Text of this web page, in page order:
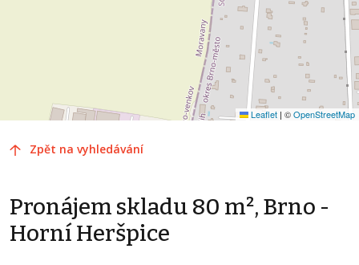
Leaflet | ©OpenStreetMap
Zpět na vyhledávání
Pronájem skladu 80 m², Brno -
Horní Heršpice